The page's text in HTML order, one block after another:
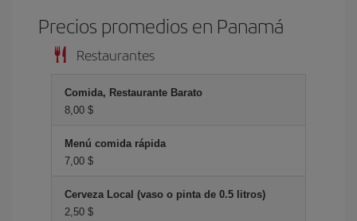
Precios promedios en Panamá
Restaurantes
Comida, Restaurante Barato
8,00 $
Menú comida rápida
7,00 $
Cerveza Local (vaso o pinta de 0.5 litros)
2,50 $